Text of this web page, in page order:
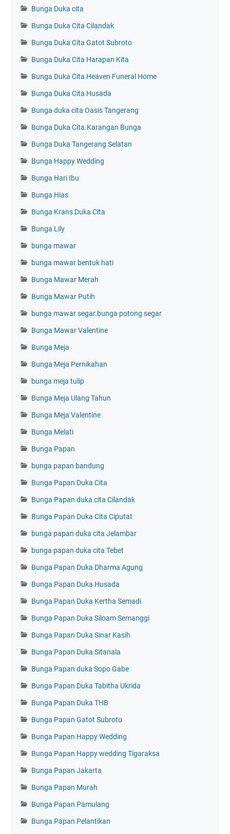
Bunga Duka cita
Bunga Duka Cita Cilandak
Bunga Duka Cita Gatot Subroto
Bunga Duka Cita Harapan Kita
Bunga Duka Cita Heaven Funeral Home
Bunga Duka Cita Husada
Bunga duka cita Oasis Tangerang
Bunga Duka Cita.Karangan Bunga
Bunga Duka Tangerang Selatan
Bunga Happy Wedding
Bunga Hari Ibu
Bunga Hias
Bunga Krans Duka Cita
Bunga Lily
bunga mawar
bunga mawar bentuk hati
Bunga Mawar Merah
Bunga Mawar Putih
bunga mawar segar.bunga potong segar
Bunga Mawar Valentine
Bunga Meja
Bunga Meja Pernikahan
bunga meja tulip
Bunga Meja Ulang Tahun
Bunga Meja Valentine
Bunga Melati
Bunga Papan
bunga papan bandung
Bunga Papan Duka Cita
Bunga Papan duka cita Cilandak
Bunga Papan Duka Cita Ciputat
bunga papan duka cita Jelambar
bunga papan duka cita Tebet
Bunga Papan Duka Dharma Agung
Bunga Papan Duka Husada
Bunga Papan Duka Kertha Semadi
Bunga Papan Duka Siloam Semanggi
Bunga Papan Duka Sinar Kasih
Bunga Papan Duka Sitanala
Bunga Papan duka Sopo Gabe
Bunga Papan Duka Tabitha Ukrida
Bunga Papan Duka THB
Bunga Papan Gatot Subroto
Bunga Papan Happy Wedding
Bunga Papan Happy wedding Tigaraksa
Bunga Papan Jakarta
Bunga Papan Murah
Bunga Papan Pamulang
Bunga Papan Pelantikan